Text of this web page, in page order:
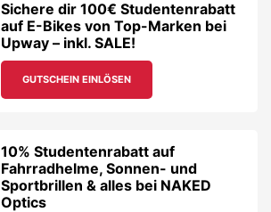
Sichere dir 100€ Studentenrabatt
auf E-Bikes von Top-Marken bei
Upway – inkl. SALE!
GUTSCHEIN EINLÖSEN
10% Studentenrabatt auf
Fahrradhelme, Sonnen- und
Sportbrillen & alles bei NAKED
Optics